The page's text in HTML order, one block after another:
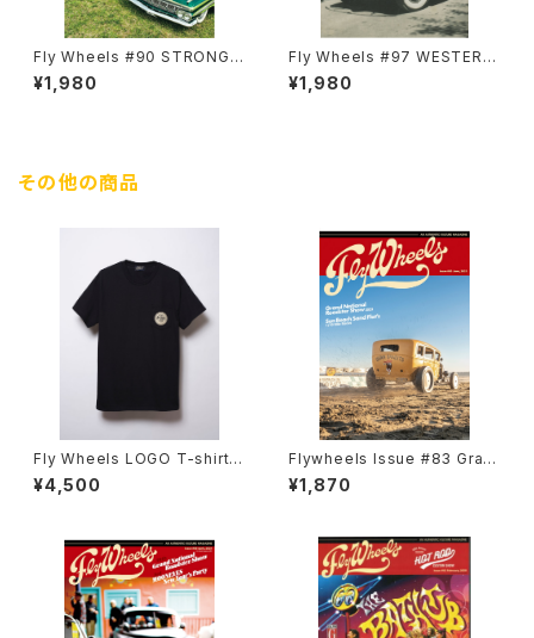
Fly Wheels #90 STRONGE
RS K.K. SHOWCASE
¥1,980
Fly Wheels #97 WESTERG
ARD STYLE
¥1,980
その他の商品
Fly Wheels LOGO T-shirts
Black
¥4,500
Flywheels Issue #83 Gran
d National Roadstar Show
2023
¥1,870